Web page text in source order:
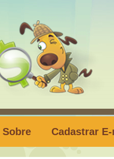
Sobre Cadastrar